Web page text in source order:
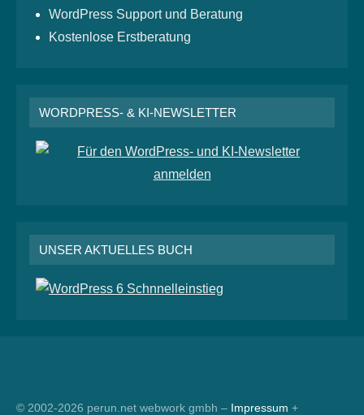
WordPress Support und Beratung
Kostenlose Erstberatung
WORDPRESS- & KI-NEWSLETTER
UNSER AKTUELLES BUCH
© 2002-2026 perun.net webwork gmbh – Impressum +